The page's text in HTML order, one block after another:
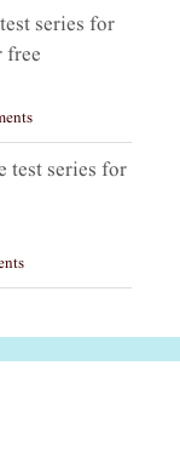
free
test series for